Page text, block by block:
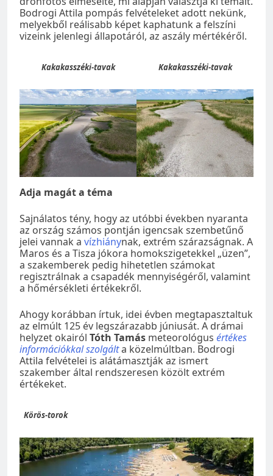
Bodrogi Attila pompás felvételeket adott nekünk,
melyekből reálisabb képet kaphatunk a felszíni
vizeink jelenlegi állapotáról, az aszály mértékéről.
Kakakasszéki-tavak Kakakasszéki-tavak
Adja magát a téma
Sajnálatos tény, hogy az utóbbi években nyaranta
az ország számos pontján igencsak szembetűnő
jelei vannak a vízhiánynak, extrém szárazságnak. A
Maros és a Tisza jókora homokszigetekkel „üzen”,
a szakemberek pedig hihetetlen számokat
regisztrálnak a csapadék mennyiségéről, valamint
a hőmérsékleti értékekről.
Ahogy korábban írtuk, idei évben megtapasztaltuk
az elmúlt 125 év legszárazabb júniusát. A drámai
helyzet okairól Tóth Tamás meteorológus értékes
információkkal szolgálta közelmúltban. Bodrogi
Attila felvételei is alátámasztják az ismert
szakember által rendszeresen közölt extrém
értékeket.
Körös-torok